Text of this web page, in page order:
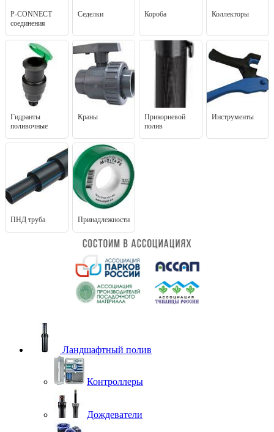
P-CONNECT
соединения
Седелки Короба Коллекторы
Гидранты
поливочные
Краны
Прикорневой
полив
Инструменты
ПНД труба Принадлежности
Ландшафтный полив
Контроллеры
Дождеватели